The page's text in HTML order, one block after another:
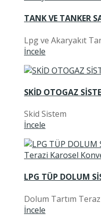
TANK VE TANKER
Lpg ve Akaryakıt
İncele
SKİD OTOGAZ
Skid Sistem
İncele
LPG TÜP DOLUM
Dolum Tartım
İncele